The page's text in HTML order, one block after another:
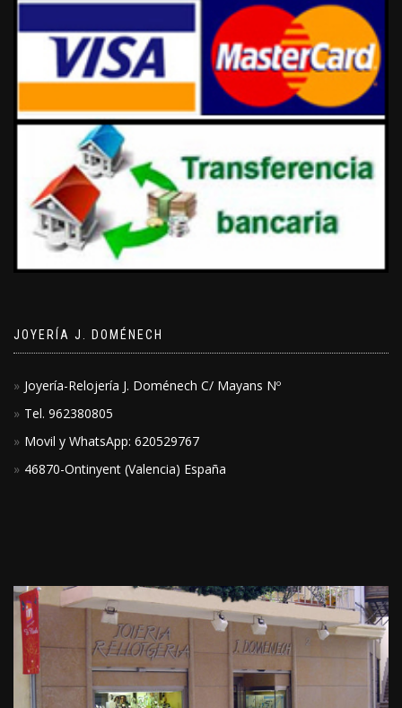
JOYERÍA J. DOMÉNECH
Joyería-Relojería J. Doménech C/ Mayans Nº
Tel. 962380805
Movil y WhatsApp: 620529767
46870-Ontinyent (Valencia) España